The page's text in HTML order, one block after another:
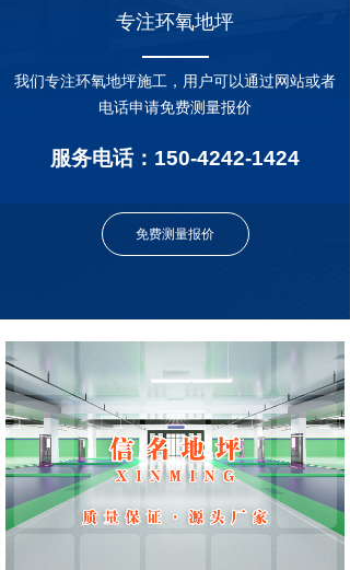
服务电话：150-4242-1424
免费测量报价
我们专注环氧地坪施工，用户可以通过网站或者
电话申请免费测量报价
专注环氧地坪